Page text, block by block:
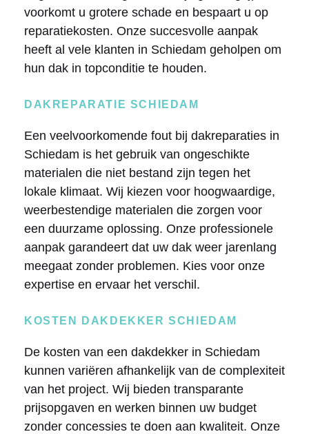
voorkomt u grotere schade en bespaart u op
reparatiekosten. Onze succesvolle aanpak
heeft al vele klanten in Schiedam geholpen om
hun dak in topconditie te houden.
DAKREPARATIE SCHIEDAM
Een veelvoorkomende fout bij dakreparaties in
Schiedam is het gebruik van ongeschikte
materialen die niet bestand zijn tegen het
lokale klimaat. Wij kiezen voor hoogwaardige,
weerbestendige materialen die zorgen voor
een duurzame oplossing. Onze professionele
aanpak garandeert dat uw dak weer jarenlang
meegaat zonder problemen. Kies voor onze
expertise en ervaar het verschil.
KOSTEN DAKDEKKER SCHIEDAM
De kosten van een dakdekker in Schiedam
kunnen variëren afhankelijk van de complexiteit
van het project. Wij bieden transparante
prijsopgaven en werken binnen uw budget
zonder concessies te doen aan kwaliteit. Onze